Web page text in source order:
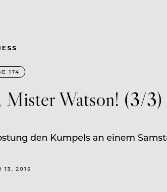
174
Mister Watson! (3/3)
den Kumpels an einem
13, 2015